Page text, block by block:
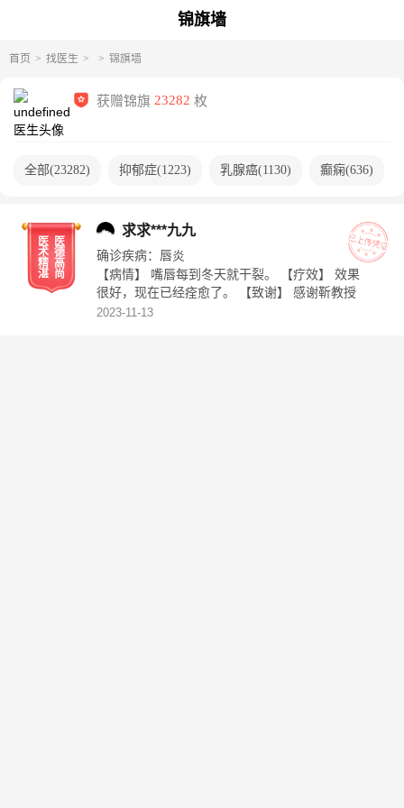
锦旗墙
首页 找医生 锦旗墙
获赠锦旗 23282 枚
全部(23282) 抑郁症(1223) 乳腺癌(1130) 癫痫(636)
医
术
精
湛
医
德
高
尚
求求***九九
确诊疾病： 唇炎
【病情】 嘴唇每到冬天就干裂。 【疗效】 效果
很好，现在已经痊愈了。 【致谢】 感谢靳教授
2023-11-13